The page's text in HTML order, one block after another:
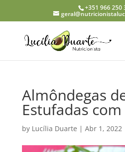
+351 966 250
Almôndegas
Estufadas
by Lucília Duarte | Abr 1, 2022